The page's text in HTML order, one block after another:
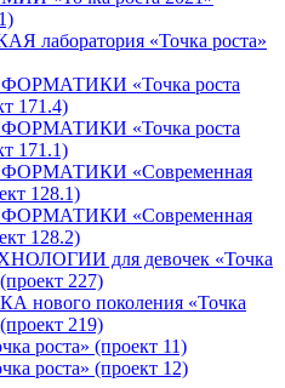
лаборатория «Точка роста»
«Точка роста
171.4)
«Точка роста
171.1)
«Современная
128.1)
«Современная
128.2)
для девочек «Точка
227)
нового поколения «Точка
219)
роста» (проект 11)
роста» (проект 12)